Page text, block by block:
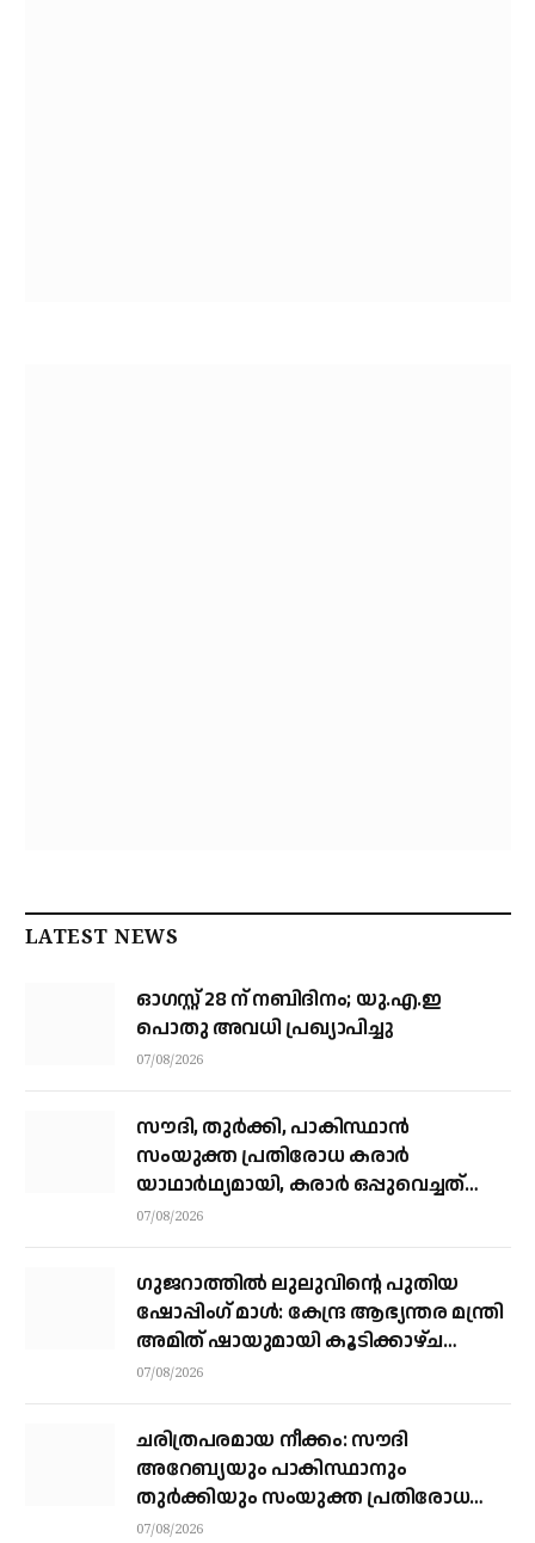
LATEST NEWS
ഓഗസ്റ്റ് 28 ന് നബിദിനം; യു.എ.ഇ
പൊതു അവധി പ്രഖ്യാപിച്ചു
07/08/2026
സൗദി, തുര്‍ക്കി, പാകിസ്ഥാന്‍
സംയുക്ത പ്രതിരോധ കരാര്‍
യാഥാര്‍ഥ്യമായി, കരാര്‍ ഒപ്പുവെച്ചത്
വിശുദ്ധ ഹറമിന്റെ ചാരത്ത്
07/08/2026
ഗുജറാത്തിൽ ലുലുവിന്റെ പുതിയ
ഷോപ്പിംഗ് മാൾ: കേന്ദ്ര ആഭ്യന്തര മന്ത്രി
അമിത് ഷായുമായി കൂടിക്കാഴ്ച
നടത്തി എം.എ യൂസഫലി
07/08/2026
ചരിത്രപരമായ നീക്കം: സൗദി
അറേബ്യയും പാകിസ്ഥാനും
തുർക്കിയും സംയുക്ത പ്രതിരോധ
കരാറിൽ ഒപ്പുവെക്കുന്നു,
07/08/2026